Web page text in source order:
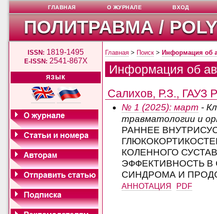
ПОЛИТРАВМА /
ISSN: 1819-1495
E-ISSN: 2541-867X
ЯЗЫК
ГЛАВНАЯ О ЖУРНАЛЕ ВХОД
Главная > Поиск > Информация об
Информация об
Салихов, Р.З., ГАУЗ
№ 1 (2025): март -
травматологии и
РАННЕЕ
КОЛЕННОГО
ЭФФЕКТИВНОСТЬ
СИНДРОМА И
АННОТАЦИЯ PDF